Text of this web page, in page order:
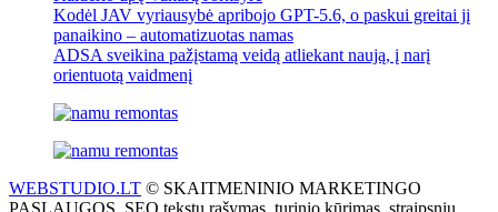
Kodėl JAV vyriausybė apribojo GPT-5.6, o paskui greitai jį
panaikino – automatizuotas namas
ADSA sveikina pažįstamą veidą atliekant naują, į narį
orientuotą vaidmenį
WEBSTUDIO.LT © SKAITMENINIO MARKETINGO